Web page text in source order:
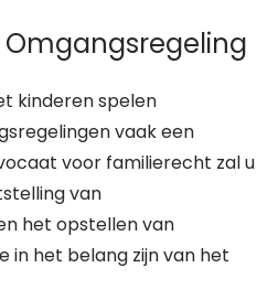
kinderen spelen
vaak een
voor familierecht zal u
van
het opstellen van
in het belang zijn van het